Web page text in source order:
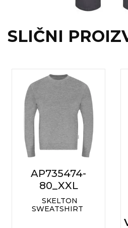
SLIČNI
AP735474-
80_XXL
SKELTON
SWEATSHIRT